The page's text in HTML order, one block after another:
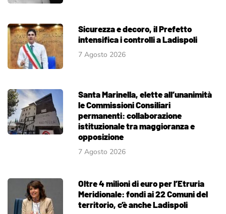
Sicurezza e decoro, il Prefetto
intensifica i controlli a Ladispoli
7 Agosto 2026
Santa Marinella, elette all’unanimità
le Commissioni Consiliari
permanenti: collaborazione
istituzionale tra maggioranza e
opposizione
7 Agosto 2026
Oltre 4 milioni di euro per l’Etruria
Meridionale: fondi ai 22 Comuni del
territorio, c’è anche Ladispoli